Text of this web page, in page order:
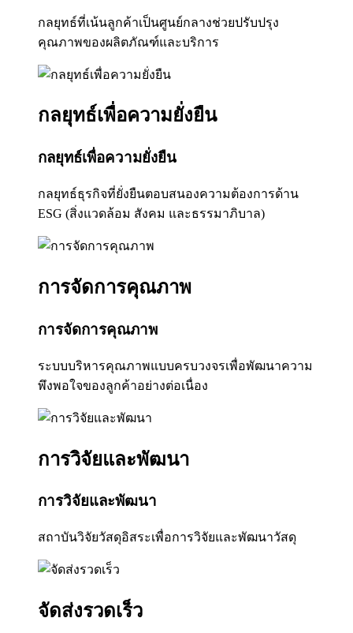
กลยุทธ์ที่เน้นลูกค้าเป็นศูนย์กลางช่วยปรับปรุง
คุณภาพของผลิตภัณฑ์และบริการ
กลยุทธ์เพื่อความยั่งยืน
กลยุทธ์เพื่อความยั่งยืน
กลยุทธ์ธุรกิจที่ยั่งยืนตอบสนองความต้องการด้าน
ESG (สิ่งแวดล้อม สังคม และธรรมาภิบาล)
การจัดการคุณภาพ
การจัดการคุณภาพ
ระบบบริหารคุณภาพแบบครบวงจรเพื่อพัฒนาความ
พึงพอใจของลูกค้าอย่างต่อเนื่อง
การวิจัยและพัฒนา
การวิจัยและพัฒนา
สถาบันวิจัยวัสดุอิสระเพื่อการวิจัยและพัฒนาวัสดุ
จัดส่งรวดเร็ว